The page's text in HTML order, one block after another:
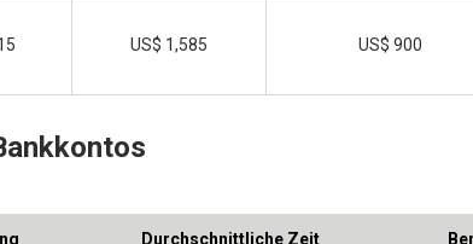
US$ 1,585 US$ 900
Durchschnittliche Zeit